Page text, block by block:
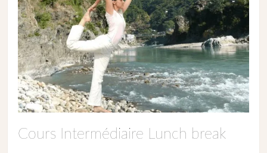
Cours Intermédiaire Lunch break